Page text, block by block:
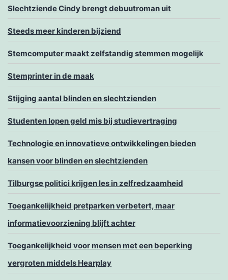
Slechtziende Cindy brengt debuutroman uit
Steeds meer kinderen bijziend
Stemcomputer maakt zelfstandig stemmen mogelijk
Stemprinter in de maak
Stijging aantal blinden en slechtzienden
Studenten lopen geld mis bij studievertraging
Technologie en innovatieve ontwikkelingen bieden
kansen voor blinden en slechtzienden
Tilburgse politici krijgen les in zelfredzaamheid
Toegankelijkheid pretparken verbetert, maar
informatievoorziening blijft achter
Toegankelijkheid voor mensen met een beperking
vergroten middels Hearplay